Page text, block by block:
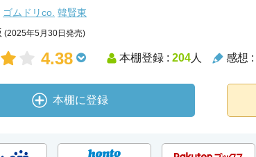
ゴムドリco. 韓賢東
(2025年5月30日発売)
4.38 本棚登録 : 204人 感想 :
本棚に登録